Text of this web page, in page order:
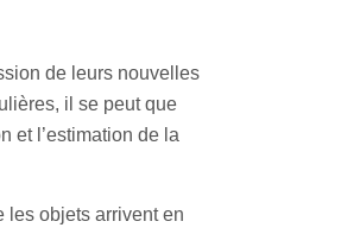
de leurs nouvelles
il se peut que
et l’estimation de la
les objets arrivent en